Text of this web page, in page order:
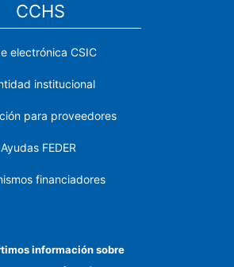
CCHS
electrónica CSIC
institucional
para proveedores
Ayudas FEDER
financiadores
Cómo llegar
información sobre